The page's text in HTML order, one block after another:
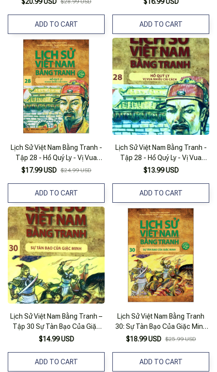
$28.99 USD
ADD TO CART ADD TO CART
Lịch Sử Việt Nam Bằng Tranh -
Tập 28 - Hồ Quý Ly - Vị Vua
Nhiều Cải Cách (Tái Bản 2025)
$17.99 USD $24.99 USD
ADD TO CART
Lịch Sử Việt Nam Bằng Tranh -
Tập 28 - Hồ Quý Ly - Vị Vua
Nhiều Cải Cách (tái Bản 2017)
$13.99 USD
ADD TO CART
Lịch Sử Việt Nam Bằng Tranh –
Tập 30 Sự Tàn Bạo Của Giặc
Minh (Tái Bản 2017)
$14.99 USD
ADD TO CART
Lịch Sử Việt Nam Bằng Tranh
30: Sự Tàn Bạo Của Giặc Minh
(Tái Bản)
$18.99 USD $25.99 USD
ADD TO CART